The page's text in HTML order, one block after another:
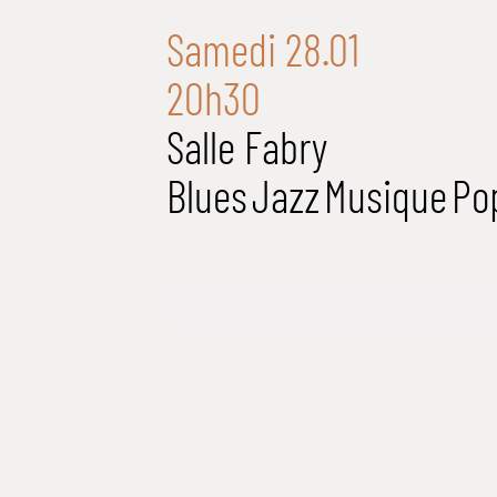
Samedi 28.01
20h30
Salle Fabry
BluesJazzMusique